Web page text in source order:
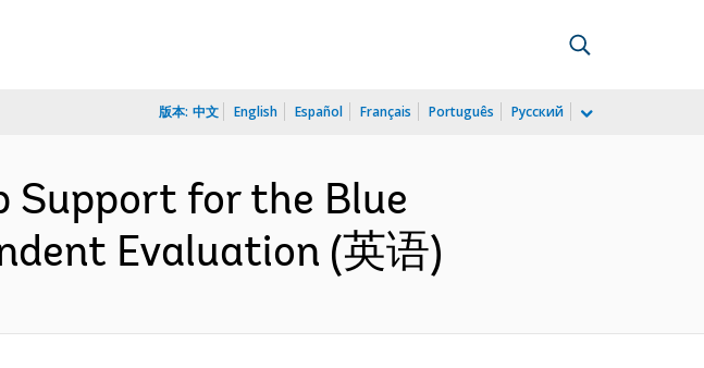
版本: 中文 English Español Français Português Русский
Support for the Blue
Evaluation (英语)